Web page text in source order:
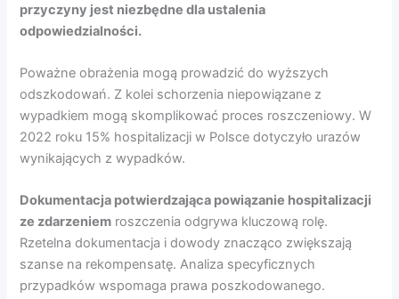
przyczyny jest niezbędne dla ustalenia
odpowiedzialności.
Poważne obrażenia mogą prowadzić do wyższych
odszkodowań. Z kolei schorzenia niepowiązane z
wypadkiem mogą skomplikować proces roszczeniowy. W
2022 roku 15% hospitalizacji w Polsce dotyczyło urazów
wynikających z wypadków.
Dokumentacja potwierdzająca powiązanie hospitalizacji
ze zdarzeniem roszczenia odgrywa kluczową rolę.
Rzetelna dokumentacja i dowody znacząco zwiększają
szanse na rekompensatę. Analiza specyficznych
przypadków wspomaga prawa poszkodowanego.